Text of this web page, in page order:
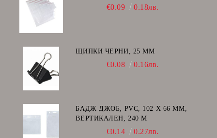
€0.09 0.18лв.
ЩИПКИ ЧЕРНИ, 25 ММ
€0.08 0.16лв.
БАДЖ ДЖОБ, PVC, 102 Х 66 ММ,
ВЕРТИКАЛЕН, 240 Μ
€0.14 0.27лв.